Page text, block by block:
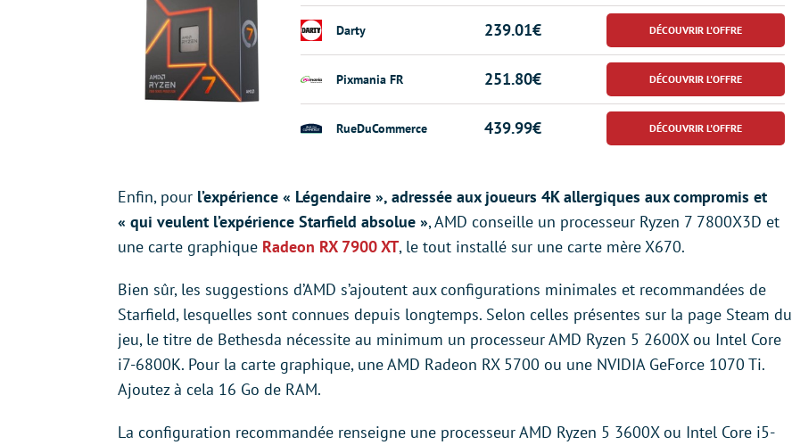
Darty 239.01€
Pixmania FR 251.80€
RueDuCommerce 439.99€
Enfin, pour l’expérience « Légendaire », adressée aux joueurs 4K allergiques aux compromis et
« qui veulent l’expérience Starfield absolue », AMD conseille un processeur Ryzen 7 7800X3D et
une carte graphique Radeon RX 7900 XT, le tout installé sur une carte mère X670.
Bien sûr, les suggestions d’AMD s’ajoutent aux configurations minimales et recommandées de
Starfield, lesquelles sont connues depuis longtemps. Selon celles présentes sur la page Steam du
jeu, le titre de Bethesda nécessite au minimum un processeur AMD Ryzen 5 2600X ou Intel Core
i7-6800K. Pour la carte graphique, une AMD Radeon RX 5700 ou une NVIDIA GeForce 1070 Ti.
Ajoutez à cela 16 Go de RAM.
La configuration recommandée renseigne une processeur AMD Ryzen 5 3600X ou Intel Core i5-